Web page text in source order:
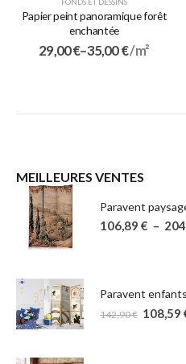
Papier peint panoramique forêt
enchantée
29,00€–35,00€/ m²
MEILLEURES VENTES
Paravent
106,89 € –
Paravent
142,90€ 108,59